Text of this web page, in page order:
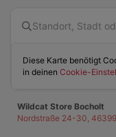
Diese Karte benötigt
in deinen Cookie-
Wildcat Store Bocholt
Nordstraße 24-30,